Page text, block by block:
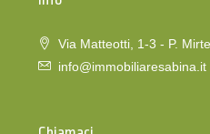
Via Matteotti, 1-3 - P.
info@immobiliaresabina.it